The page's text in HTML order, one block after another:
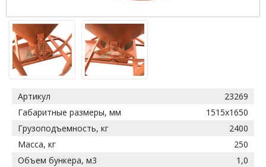
Артикул
23269
Габаритные размеры, мм
1515х1650
Грузоподъемность, кг
2400
Масса, кг
250
Объем бункера, м3
1,0